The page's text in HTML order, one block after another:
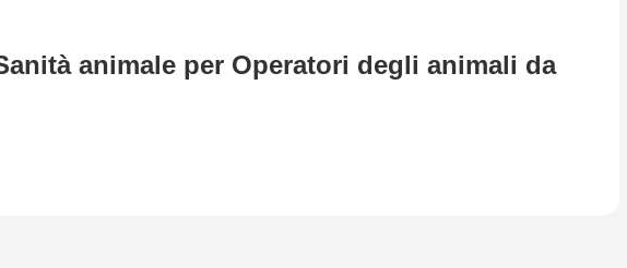
animale per Operatori degli animali da